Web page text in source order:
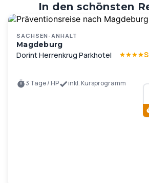
In den schönsten
Deutschlands und
SACHSEN-ANHALT
Magdeburg
Dorint Herrenkrug Parkhotel S
3 Tage / HP inkl. Kursprogramm